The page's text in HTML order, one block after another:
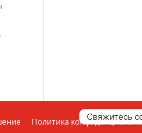
Политика Свяжитесь